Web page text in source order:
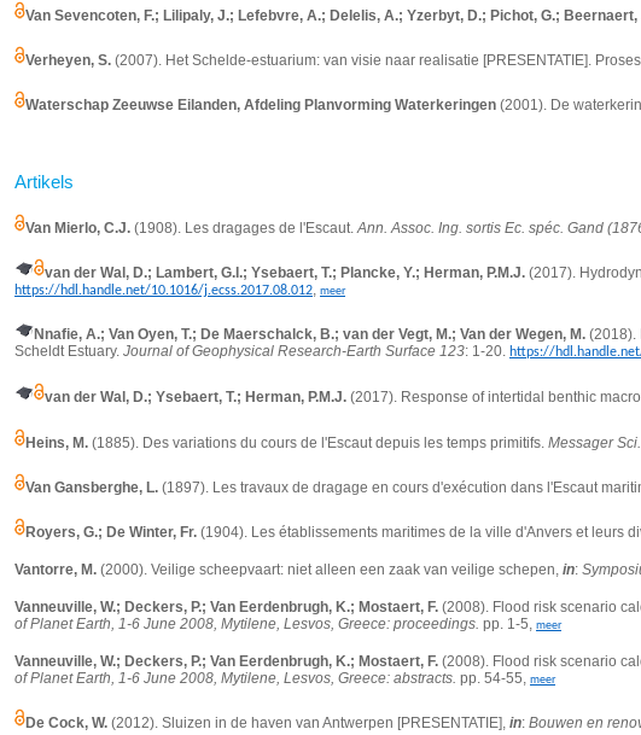
Van Sevencoten, F.; Lilipaly, J.; Lefebvre, A.; Delelis, A.; Yzerbyt, D.; Pichot, G.;
Verheyen, S. (2007). Het Schelde-estuarium: van visie naar realisatie [PRESENTATIE].
Waterschap Zeeuwse Eilanden, Afdeling Planvorming Waterkeringen (2001). De
Artikels
Van Mierlo, C.J. (1908). Les dragages de l'Escaut. Ann. Assoc. Ing. sortis Ec. spéc. Gand
van der Wal, D.; Lambert, G.I.; Ysebaert, T.; Plancke, Y.; Herman, P.M.J. (2017).
https://hdl.handle.net/10.1016/j.ecss.2017.08.012 meer
Nnafie, A.; Van Oyen, T.; De Maerschalck, B.; van der Vegt, M.; Van der Wegen, M. (2018).
Scheldt Estuary. Journal of Geophysical Research-Earth Surface 123: 1-20. https://
van der Wal, D.; Ysebaert, T.; Herman, P.M.J. (2017). Response of intertidal benthic
Heins, M. (1885). Des variations du cours de l'Escaut depuis les temps primitifs. Messager
Van Gansberghe, L. (1897). Les travaux de dragage en cours d'exécution dans l'Escaut
Royers, G.; De Winter, Fr. (1904). Les établissements maritimes de la ville d'Anvers et leurs
Vantorre, M. (2000). Veilige scheepvaart: niet alleen een zaak van veilige schepen, in:
Vanneuville, W.; Deckers, P.; Van Eerdenbrugh, K.; Mostaert, F. (2008). Flood risk scenario
of Planet Earth, 1-6 June 2008, Mytilene, Lesvos, Greece: proceedings. pp. 1-5, meer
Vanneuville, W.; Deckers, P.; Van Eerdenbrugh, K.; Mostaert, F. (2008). Flood risk scenario
of Planet Earth, 1-6 June 2008, Mytilene, Lesvos, Greece: abstracts. pp. 54-55, meer
De Cock, W. (2012). Sluizen in de haven van Antwerpen [PRESENTATIE], in: Bouwen en